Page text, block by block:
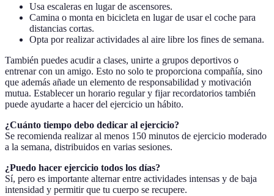
Usa escaleras en lugar de ascensores.
Camina o monta en bicicleta en lugar de usar el coche para
distancias cortas.
Opta por realizar actividades al aire libre los fines de semana.
También puedes acudir a clases, unirte a grupos deportivos o
entrenar con un amigo. Esto no solo te proporciona compañía, sino
que además añade un elemento de responsabilidad y motivación
mutua. Establecer un horario regular y fijar recordatorios también
puede ayudarte a hacer del ejercicio un hábito.
¿Cuánto tiempo debo dedicar al ejercicio?
Se recomienda realizar al menos 150 minutos de ejercicio moderado
a la semana, distribuidos en varias sesiones.
¿Puedo hacer ejercicio todos los días?
Sí, pero es importante alternar entre actividades intensas y de baja
intensidad y permitir que tu cuerpo se recupere.